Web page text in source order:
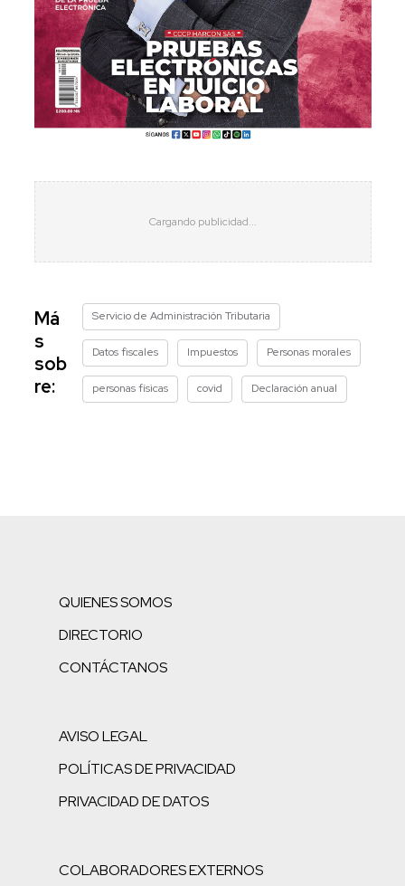
Má
s
sob
re:
Servicio de Administración Tributaria
Datos fiscales Impuestos Personas morales
personas físicas covid Declaración anual
QUIENES SOMOS
DIRECTORIO
CONTÁCTANOS
AVISO LEGAL
POLÍTICAS DE PRIVACIDAD
PRIVACIDAD DE DATOS
COLABORADORES EXTERNOS